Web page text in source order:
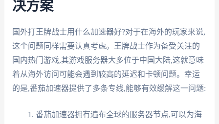
决方案
国外打王牌战士用什么加速器好?对于在海外的玩家来说,
这个问题同样需要认真考虑。王牌战士作为备受关注的
国内热门游戏,其游戏服务器大多位于中国大陆,这就意味
着从海外访问可能会遇到较高的延迟和卡顿问题。幸运
的是,番茄加速器提供了多条专线,能够有效缓解这一问题:
番茄加速器拥有遍布全球的服务器节点,可以为海